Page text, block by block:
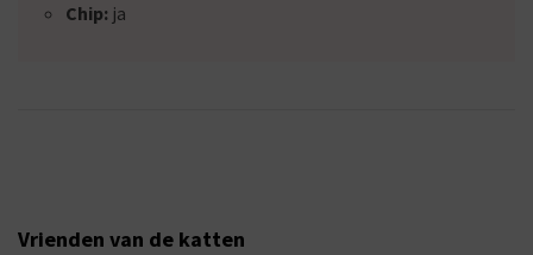
Chip: ja
Vrienden van de katten